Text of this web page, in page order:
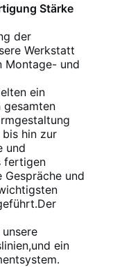
Stärke
der
Werkstatt
Montage- und
ein
hin zur
und
fertigen
Gespräche und
ein